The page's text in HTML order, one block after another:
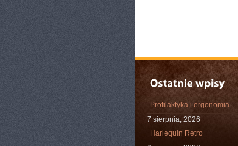
Profilaktyka i ergonomia
7 sierpnia, 2026
Harlequin Retro